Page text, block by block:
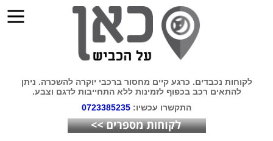
לקוחות נכבדים. כרגע קיים מחסור ברכבי יוקרה להשכרה. ניתן
להתאים רכב בכפוף לזמינות ללא התחייבות לדגם וצבע.
התקשרו עכשיו: 0723385235